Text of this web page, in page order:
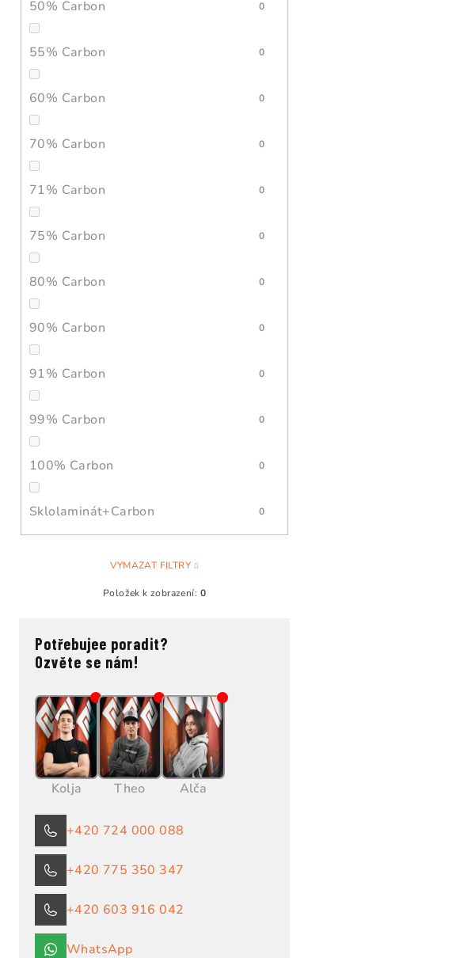
50% Carbon 0
55% Carbon 0
60% Carbon 0
70% Carbon 0
71% Carbon 0
75% Carbon 0
80% Carbon 0
90% Carbon 0
91% Carbon 0
99% Carbon 0
100% Carbon 0
Sklolaminát+Carbon 0
VYMAZAT FILTRY
Položek k zobrazení: 0
Potřebujee poradit?
Ozvěte se nám!
Kolja Theo Alča
+420 724 000 088
+420 775 350 347
+420 603 916 042
WhatsApp